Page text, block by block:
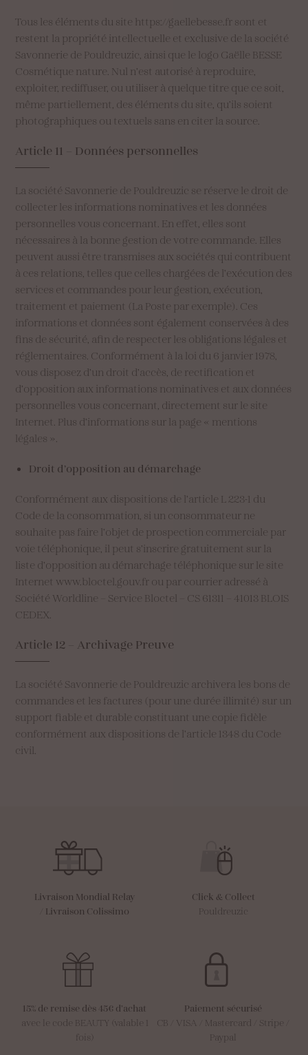
Tous les éléments du site https://gaellebesse.fr sont et
restent la propriété intellectuelle et exclusive de la société
Savonnerie de Pouldreuzic, ainsi que le logo Gaëlle BESSE
Cosmétique nature. Nul n’est autorisé à reproduire,
exploiter, rediffuser, ou utiliser à quelque titre que ce soit,
même partiellement, des éléments du site, qu’ils soient
photographiques ou textuels sans en citer la source.
Article 11 Données personnelles
La société Savonnerie de Pouldreuzic se réserve le droit de
collecter les informations nominatives et les données
personnelles vous concernant. En effet, elles sont
nécessaires à la bonne gestion de votre commande. Elles
peuvent aussi être transmises aux sociétés qui contribuent
à ces relations, telles que celles chargées de l’exécution des
services et commandes pour leur gestion, exécution,
traitement et paiement (La Poste par exemple). Ces
informations et données sont également conservées à des
fins de sécurité, afin de respecter les obligations légales et
réglementaires. Conformément à la loi du 6 janvier 1978,
vous disposez d’un droit d’accès, de rectification et
d’opposition aux informations nominatives et aux données
personnelles vous concernant, directement sur le site
Internet. Plus d’informations sur la page « mentions
légales ».
Droit d’opposition au démarchage
Conformément aux dispositions de l’article L 223-1 du
Code de la consommation, si un consommateur ne
souhaite pas faire l’objet de prospection commerciale par
voie téléphonique, il peut s’inscrire gratuitement sur la
liste d’opposition au démarchage téléphonique sur le site
Internet www.bloctel.gouv.fr ou par courrier adressé à
Société Worldline – Service Bloctel – CS 61311 – 41013 BLOIS
CEDEX.
Article 12 Archivage Preuve
La société Savonnerie de Pouldreuzic archivera les bons de
commandes et les factures (pour une durée illimité) sur un
support fiable et durable constituant une copie fidèle
conformément aux dispositions de l’article 1348 du Code
civil.
Livraison Mondial Relay
Livraison Colissimo
Click & Collect
Pouldreuzic
15% de remise dès 45€ d’achat
avec le code BEAUTY (valable 1
fois)
Paiement sécurisé
CB / VISA / Mastercard / Stripe /
Paypal